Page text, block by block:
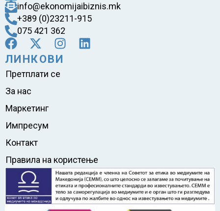
info@ekonomijaibiznis.mk
+389 (0)23211-915
075 421 362
ЛИНКОВИ
Претплати се
За нас
Маркетинг
Импресум
Контакт
Правила на користење